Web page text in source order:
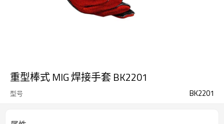
重型棒式 MIG 焊接手套 BK2201
型号 BK2201